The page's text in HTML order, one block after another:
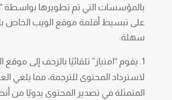
بالمؤسسات التي تم تطويرها بواسطة
على تبسيط أقلمة موقع الويب الخاص
سهلة:
يقوم “امتياز” تلقائيًا بالزحف إلى
لاسترداد المحتوى للترجمة، مما يلغي